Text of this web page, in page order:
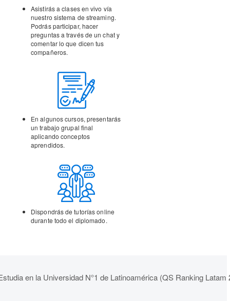
Asistirás a clases en vivo vía
nuestro sistema de streaming.
Podrás participar, hacer
preguntas a través de un chat y
comentar lo que dicen tus
compañeros.
En algunos cursos, presentarás
un trabajogrupal final
aplicando conceptos
aprendidos.
Dispondrás de tutoríasonline
durante todo el diplomado.
en la Universidad N°1 de Latinoamérica (QS Ranking Latam